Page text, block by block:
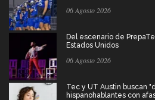
06 Agosto 2026
Del escenario de
Estados Unidos
06 Agosto 2026
Tec y UT Austin buscan
hispanohablantes con